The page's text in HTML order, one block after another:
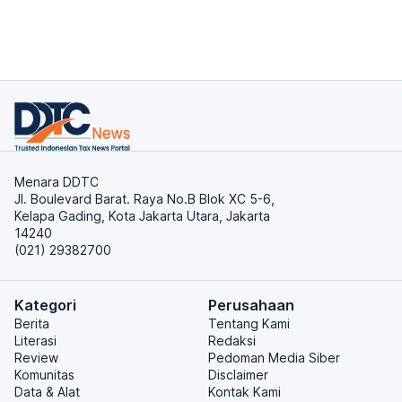
Menara DDTC
Jl. Boulevard Barat. Raya No.B Blok XC 5-6,
Kelapa Gading, Kota Jakarta Utara, Jakarta
14240
(021) 29382700
Kategori
Berita
Literasi
Review
Komunitas
Data & Alat
Perusahaan
Tentang Kami
Redaksi
Pedoman Media Siber
Disclaimer
Kontak Kami